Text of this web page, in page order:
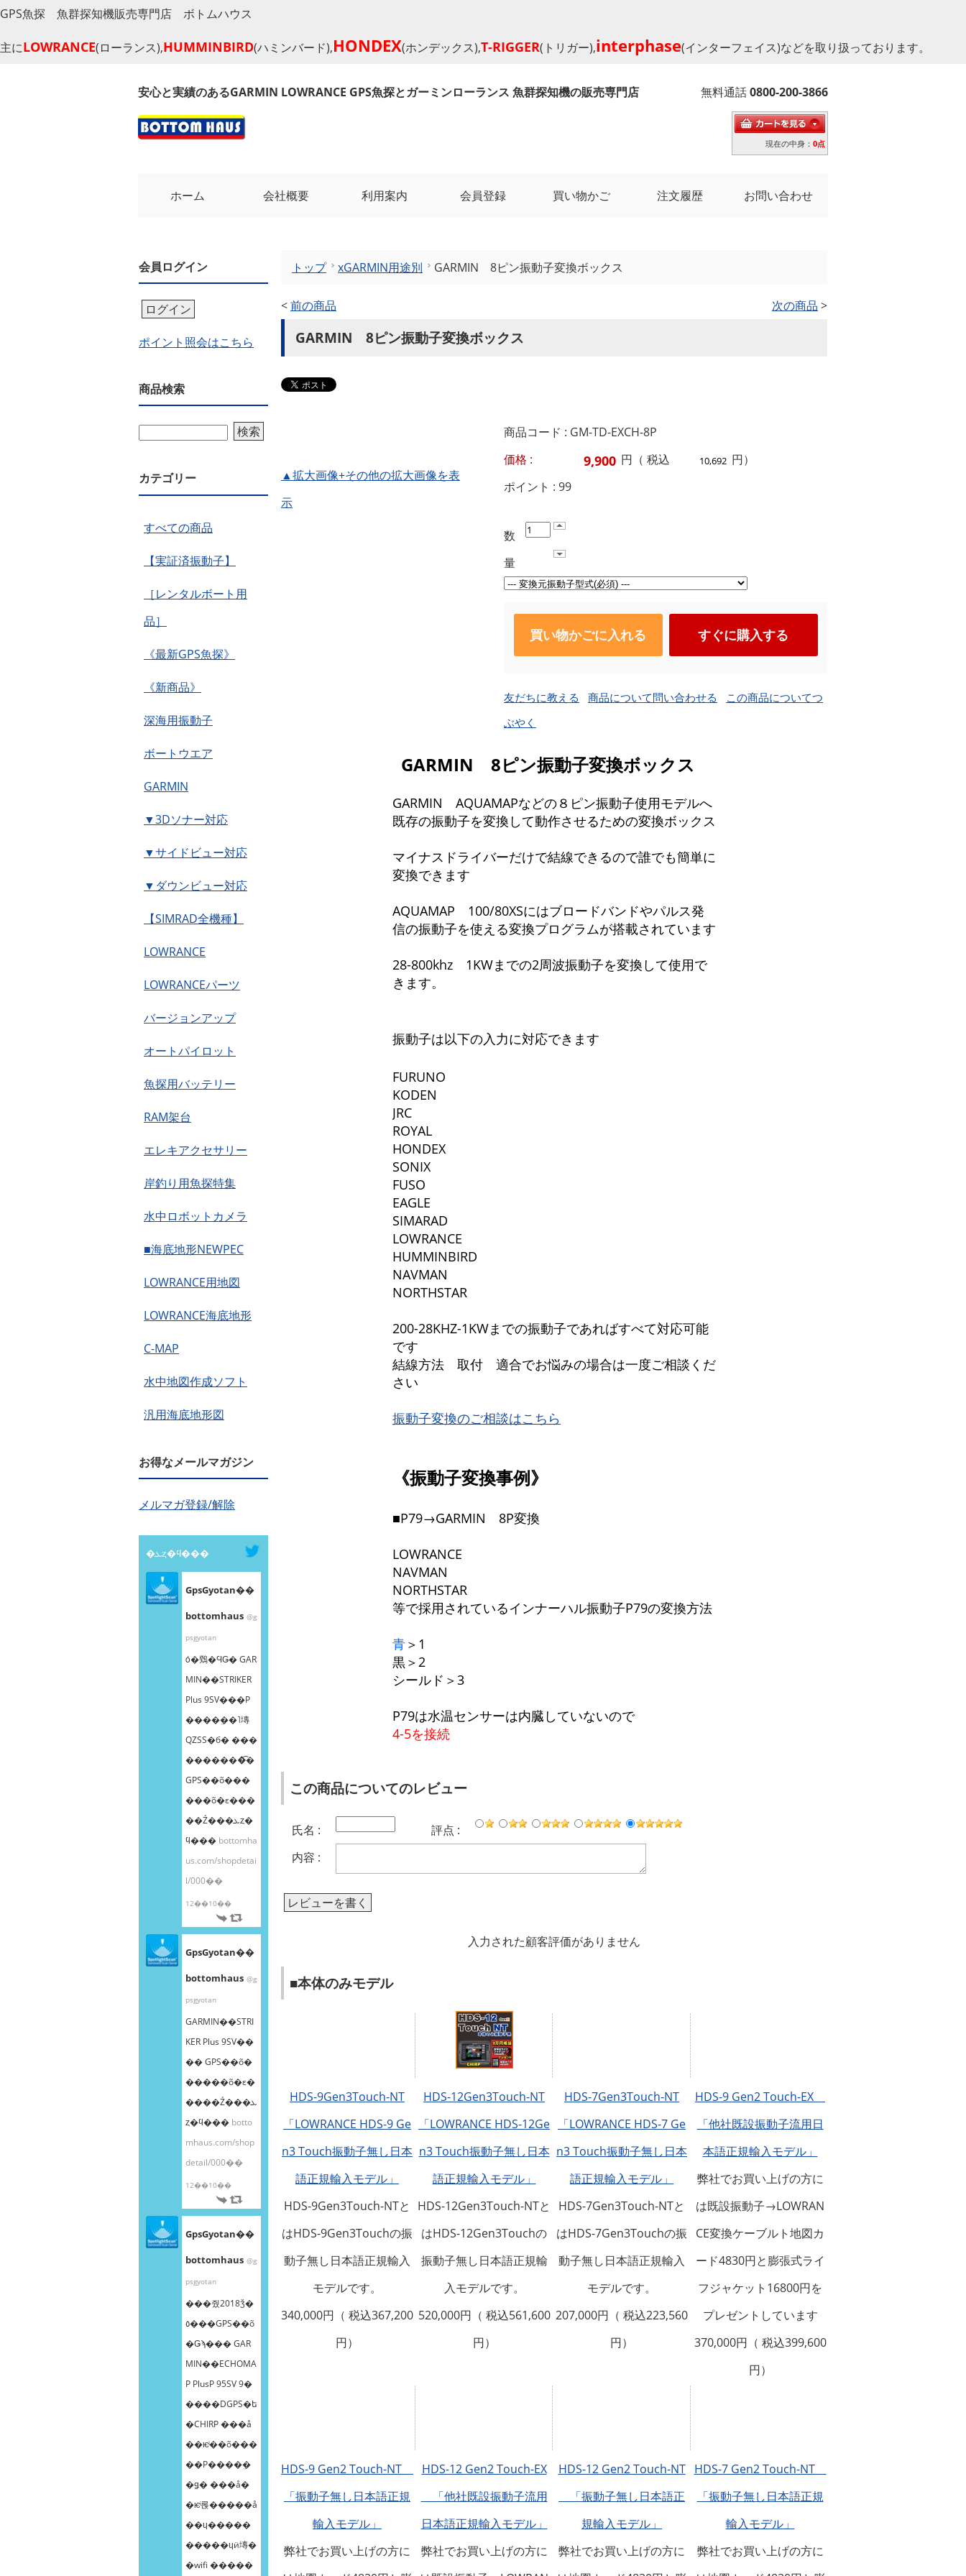
GPS魚探 魚群探知機販売専門店 ボトムハウス
主にLOWRANCE(ローランス),HUMMINBIRD(ハミンバード),HONDEX(ホンデックス),T-RIGGER(トリガー),interphase(インターフェイス)などを取り扱っております。
安心と実績のあるGARMIN LOWRANCE GPS魚探とガーミンローランス 魚群探知機の販売専門店 無料通話0800-200-3866
現在の中身： 0点
ホーム 会社概要 利用案内 会員登録 買い物かご 注文履歴 お問い合わせ
会員ログイン
ログイン
ポイント照会はこちら
商品検索
検索
カテゴリー
すべての商品
【実証済振動子】
［レンタルボート用
品］
《最新GPS魚探》
《新商品》
深海用振動子
ボートウエア
GARMIN
▼3Dソナー対応
▼サイドビュー対応
▼ダウンビュー対応
【SIMRAD全機種】
LOWRANCE
LOWRANCEパーツ
バージョンアップ
オートパイロット
魚探用バッテリー
RAM架台
エレキアクセサリー
岸釣り用魚探特集
水中ロボットカメラ
■海底地形NEWPEC
LOWRANCE用地図
LOWRANCE海底地形
C-MAP
水中地図作成ソフト
汎用海底地形図
お得なメールマガジン
メルマガ登録/解除
�ܥȥ�ϥ���
GpsGyotan��
bottomhaus @g
psgyotan
ȯ�䳫�ϤǤ� GAR
MIN��STRIKER
Plus 9SV���Ρ
����ܸ��˥塼
QZSS�б� ���
�������͡�
GPS��õ���
���õ�ε���
��Ź���ܥȥ�
ϥ��� bottomha
us.com/shopdetai
l/000��
12��10��
GpsGyotan��
bottomhaus @g
psgyotan
GARMIN��STRI
KER Plus 9SV��
�� GPS��õ�
�����õ�ε�
����Ź���ܥ
ȥ�ϥ��� botto
mhaus.com/shop
detail/000��
12��10��
GpsGyotan��
bottomhaus @g
psgyotan
���줬2018ǯ�
٥���GPS��õ
�Ǥϡ��� GAR
MIN��ECHOMA
P PlusP 95SV 9�
����DGPS�ե
�CHIRP ���å
��ѥͥ��õ���
��Ρ����ܸ�
�ǥ� ���å�
�ѥͥ롡�����å
��ɥ�����
�����ɥӥ塼�
�wifi �����
トップ xGARMIN用途別 GARMIN 8ピン振動子変換ボックス
<前の商品 次の商品 >
GARMIN 8ピン振動子変換ボックス
▲拡大画像+その他の拡大画像を表
示
商品コード : GM-TD-EXCH-8P
価格 :
円（ 税込
円）
ポイント : 99
数
量
買い物かごに入れる すぐに購入する
友だちに教える 商品について問い合わせる
この商品についてつ
ぶやく
GARMIN 8ピン振動子変換ボックス
GARMIN AQUAMAPなどの８ピン振動子使用モデルへ
既存の振動子を変換して動作させるための変換ボックス
マイナスドライバーだけで結線できるので誰でも簡単に
変換できます
AQUAMAP 100/80XSにはブロードバンドやパルス発
信の振動子を使える変換プログラムが搭載されています
28-800khz 1KWまでの2周波振動子を変換して使用で
きます。
振動子は以下の入力に対応できます
FURUNO
KODEN
JRC
ROYAL
HONDEX
SONIX
FUSO
EAGLE
SIMARAD
LOWRANCE
HUMMINBIRD
NAVMAN
NORTHSTAR
200-28KHZ-1KWまでの振動子であればすべて対応可能
です
結線方法 取付 適合でお悩みの場合は一度ご相談くだ
さい
振動子変換のご相談はこちら
《振動子変換事例》
■P79→GARMIN 8P変換
LOWRANCE
NAVMAN
NORTHSTAR
等で採用されているインナーハル振動子P79の変換方法
青＞1
黒＞2
シールド＞3
P79は水温センサーは内臓していないので
4-5を接続
この商品についてのレビュー
氏名 :
評点 :
内容 :
レビューを書く
入力された顧客評価がありません
■本体のみモデル
HDS-9Gen3Touch-NT
「LOWRANCE HDS-9 Ge
n3 Touch振動子無し日本
語正規輸入モデル」
HDS-9Gen3Touch-NTと
はHDS-9Gen3Touchの振
動子無し日本語正規輸入
モデルです。
340,000円（ 税込367,200
円）
HDS-12Gen3Touch-NT
「LOWRANCE HDS-12Ge
n3 Touch振動子無し日本
語正規輸入モデル」
HDS-12Gen3Touch-NTと
はHDS-12Gen3Touchの
振動子無し日本語正規輸
入モデルです。
520,000円（ 税込561,600
円）
HDS-7Gen3Touch-NT
「LOWRANCE HDS-7 Ge
n3 Touch振動子無し日本
語正規輸入モデル」
HDS-7Gen3Touch-NTと
はHDS-7Gen3Touchの振
動子無し日本語正規輸入
モデルです。
207,000円（ 税込223,560
円）
HDS-9 Gen2 Touch-EX
「他社既設振動子流用日
本語正規輸入モデル」
弊社でお買い上げの方に
は既設振動子→LOWRAN
CE変換ケーブルト地図カ
ード4830円と膨張式ライ
フジャケット16800円を
プレゼントしています
370,000円（ 税込399,600
円）
HDS-9 Gen2 Touch-NT
「振動子無し日本語正規
輸入モデル」
弊社でお買い上げの方に
HDS-12 Gen2 Touch-EX
「他社既設振動子流用
日本語正規輸入モデル」
弊社でお買い上げの方に
HDS-12 Gen2 Touch-NT
「振動子無し日本語正
規輸入モデル」
弊社でお買い上げの方に
HDS-7 Gen2 Touch-NT
「振動子無し日本語正規
輸入モデル」
弊社でお買い上げの方に